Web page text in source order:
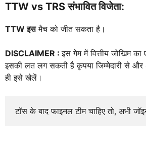
TTW vs TRS संभावित विजेता:
TTW इसमैच को जीत सकता है।
DISCLAIMER :इस गेम में वित्तीय जोखिम
इसकी लत लग सकती है कृपया जिम्मेदारी से
ही इसे खेलें।
टॉस के बाद फाइनल टीम चाहिए तो,